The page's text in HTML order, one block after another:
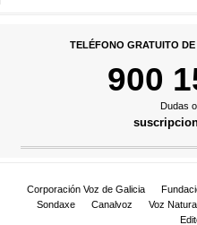
TELÉFONO GRATUITO
900
Dudas
Corporación Voz de Galicia
Sondaxe
Canalvoz Voz Natura